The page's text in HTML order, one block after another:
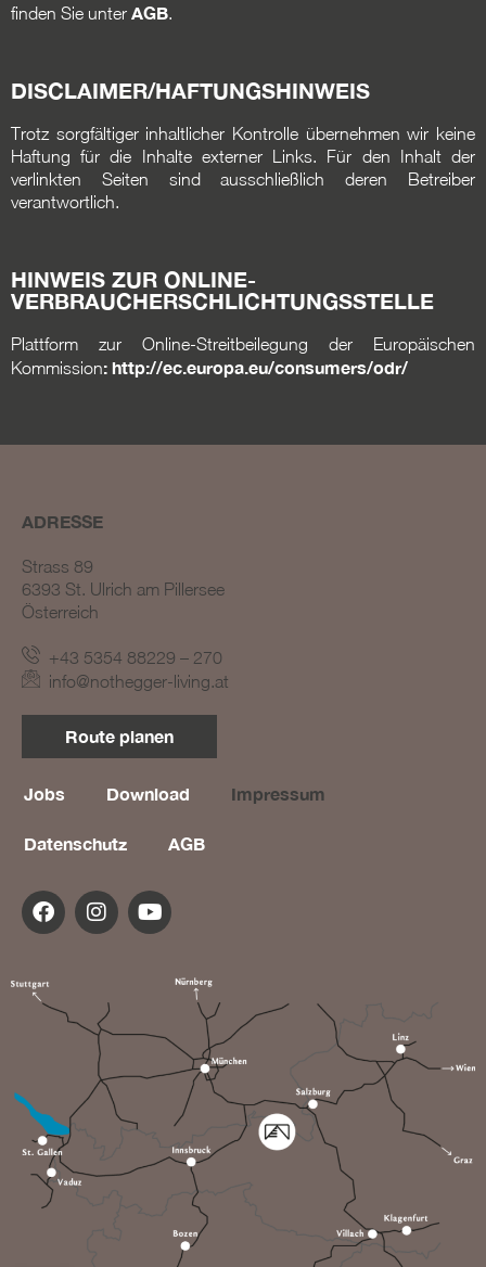
finden Sie unter AGB.
DISCLAIMER/HAFTUNGSHINWEIS
Trotz sorgfältiger inhaltlicher Kontrolle übernehmen wir keine
Haftung für die Inhalte externer Links. Für den Inhalt der
verlinkten Seiten sind ausschließlich deren Betreiber
verantwortlich.
HINWEIS ZUR ONLINE-
VERBRAUCHERSCHLICHTUNGSSTELLE
Plattform zur Online-Streitbeilegung der Europäischen
Kommission: http://ec.europa.eu/consumers/odr/
ADRESSE
Strass 89
6393 St. Ulrich am Pillersee
Österreich
+43 5354 88229 – 270
info@nothegger-living.at
Route planen
Jobs Download Impressum
Datenschutz AGB